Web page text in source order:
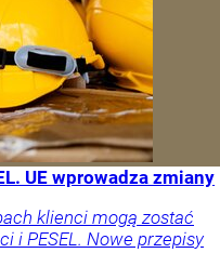
UE wprowadza zmiany
klienci mogą zostać
i PESEL. Nowe przepisy